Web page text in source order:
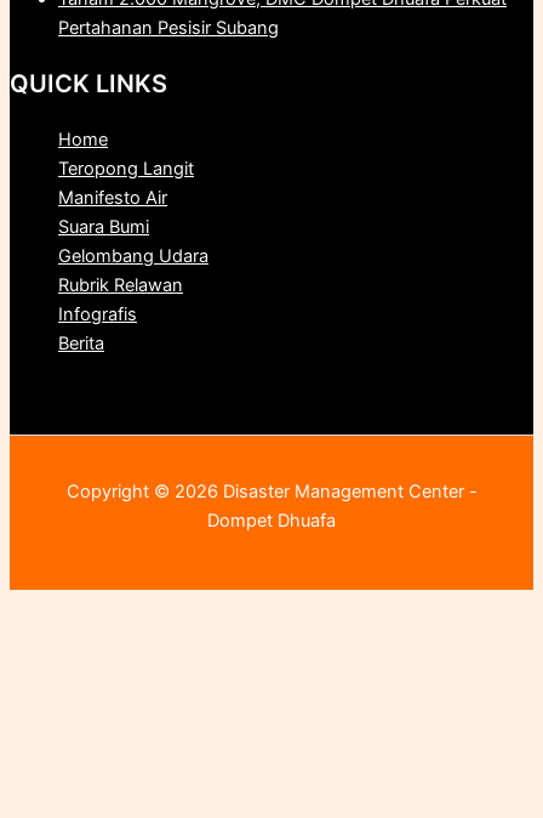
Pertahanan Pesisir Subang
QUICK LINKS
Home
Teropong Langit
Manifesto Air
Suara Bumi
Gelombang Udara
Rubrik Relawan
Infografis
Berita
Copyright © 2026 Disaster Management Center -
Dompet Dhuafa